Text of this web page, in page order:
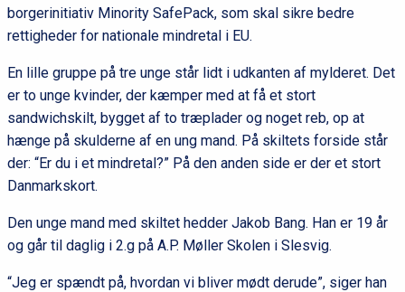
borgerinitiativ Minority SafePack, som skal sikre bedre
rettigheder for nationale mindretal i EU.
En lille gruppe på tre unge står lidt i udkanten af mylderet. Det
er to unge kvinder, der kæmper med at få et stort
sandwichskilt, bygget af to træplader og noget reb, op at
hænge på skulderne af en ung mand. På skiltets forside står
der: “Er du i et mindretal?” På den anden side er der et stort
Danmarkskort.
Den unge mand med skiltet hedder Jakob Bang. Han er 19 år
og går til daglig i 2.g på A.P. Møller Skolen i Slesvig.
“Jeg er spændt på, hvordan vi bliver mødt derude”, siger han